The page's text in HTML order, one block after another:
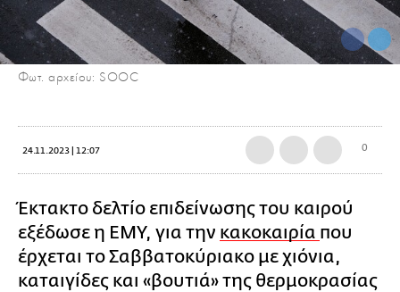
Φωτ. αρχείου: SOOC
24.11.2023 | 12:07 0
Έκτακτο δελτίο επιδείνωσης του καιρού
εξέδωσε η ΕΜΥ, για την κακοκαιρία που
έρχεται το Σαββατοκύριακο με χιόνια,
καταιγίδες και «βουτιά» της θερμοκρασίας